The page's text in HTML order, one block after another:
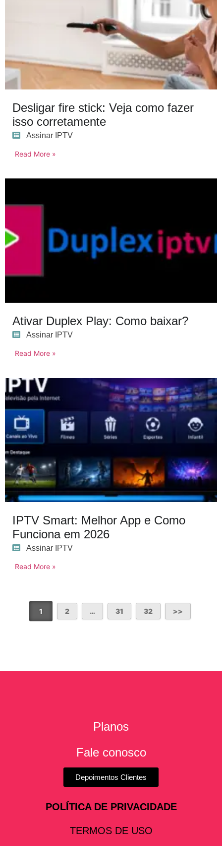
Desligar fire stick: Veja como fazer
isso corretamente
Assinar IPTV
Read More »
Ativar Duplex Play: Como baixar?
Assinar IPTV
Read More »
IPTV Smart: Melhor App e Como
Funciona em 2026
Assinar IPTV
Read More »
1 2 … 31 32
Planos
Fale conosco
Depoimentos Clientes
POLÍTICA DE PRIVACIDADE
TERMOS DE USO